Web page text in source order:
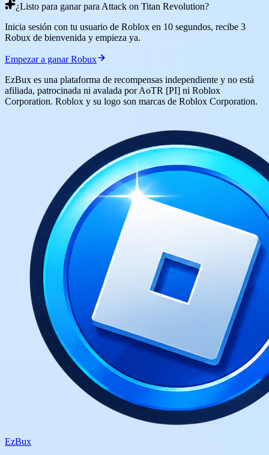
¿Listo para ganar para Attack on Titan Revolution?
Inicia sesión con tu usuario de Roblox en 10 segundos, recibe 3
Robux de bienvenida y empieza ya.
Empezar a ganar Robux
EzBux es una plataforma de recompensas independiente y no está
afiliada, patrocinada ni avalada por AoTR [PI] ni Roblox
Corporation. Roblox y su logo son marcas de Roblox Corporation.
EzBux